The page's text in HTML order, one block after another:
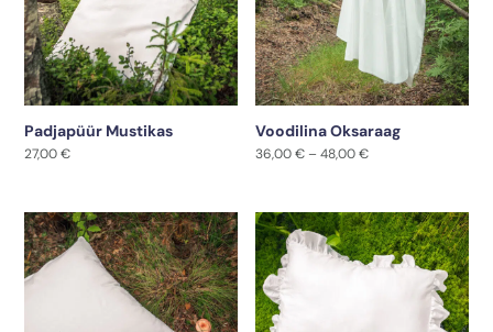
Padjapüür Mustikas
27,00€
Voodilina Oksaraag
36,00€ – 48,00€Hinnavahemik: